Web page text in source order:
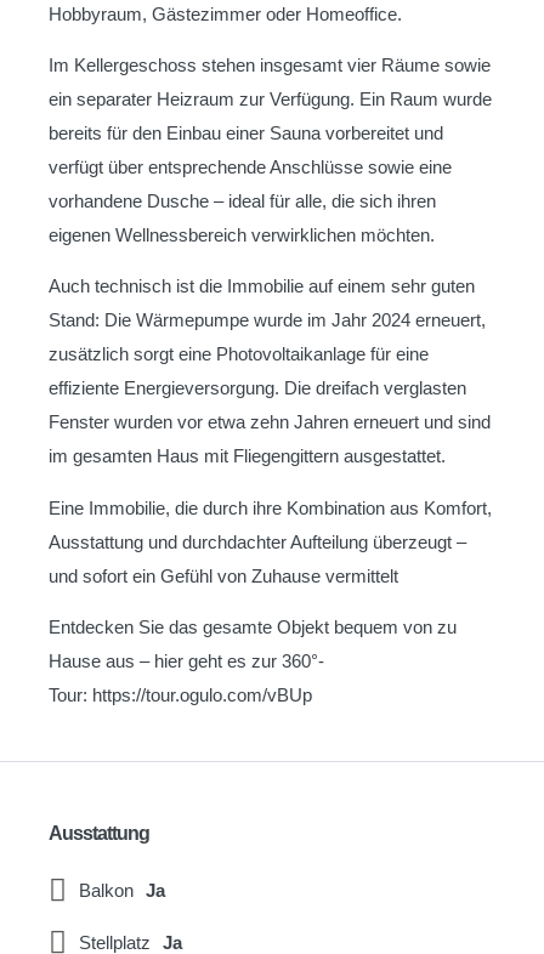
Hobbyraum, Gästezimmer oder Homeoffice.
Im Kellergeschoss stehen insgesamt vier Räume sowie
ein separater Heizraum zur Verfügung. Ein Raum wurde
bereits für den Einbau einer Sauna vorbereitet und
verfügt über entsprechende Anschlüsse sowie eine
vorhandene Dusche – ideal für alle, die sich ihren
eigenen Wellnessbereich verwirklichen möchten.
Auch technisch ist die Immobilie auf einem sehr guten
Stand: Die Wärmepumpe wurde im Jahr 2024 erneuert,
zusätzlich sorgt eine Photovoltaikanlage für eine
effiziente Energieversorgung. Die dreifach verglasten
Fenster wurden vor etwa zehn Jahren erneuert und sind
im gesamten Haus mit Fliegengittern ausgestattet.
Eine Immobilie, die durch ihre Kombination aus Komfort,
Ausstattung und durchdachter Aufteilung überzeugt –
und sofort ein Gefühl von Zuhause vermittelt
Entdecken Sie das gesamte Objekt bequem von zu
Hause aus – hier geht es zur 360°-
Tour: https://tour.ogulo.com/vBUp
Ausstattung
Balkon Ja
Stellplatz Ja